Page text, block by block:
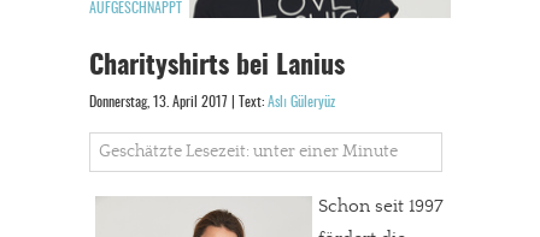
AUFGESCHNAPPT
Charityshirts bei Lanius
Donnerstag, 13. April 2017 | Text: Aslı Güleryüz
Geschätzte Lesezeit: unter einer Minute
Schon seit 1997